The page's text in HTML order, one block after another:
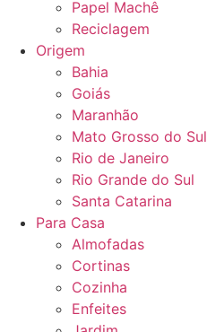
Papel Machê
Reciclagem
Origem
Bahia
Goiás
Maranhão
Mato Grosso do Sul
Rio de Janeiro
Rio Grande do Sul
Santa Catarina
Para Casa
Almofadas
Cortinas
Cozinha
Enfeites